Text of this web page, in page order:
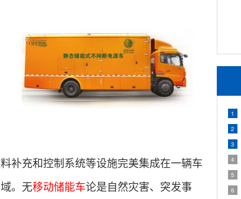
1
2
3
4
5
6
补充和控制系统等设施完美集成在一辆车
。无移动储能车论是自然灾害、突发事